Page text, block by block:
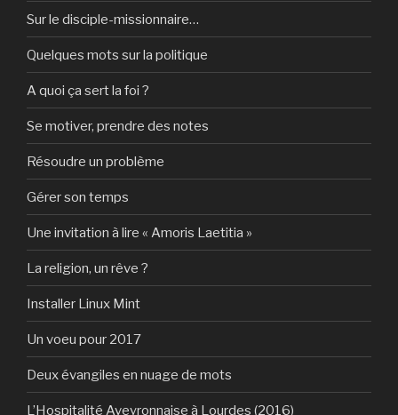
Sur le disciple-missionnaire…
Quelques mots sur la politique
A quoi ça sert la foi ?
Se motiver, prendre des notes
Résoudre un problème
Gérer son temps
Une invitation à lire « Amoris Laetitia »
La religion, un rêve ?
Installer Linux Mint
Un voeu pour 2017
Deux évangiles en nuage de mots
L’Hospitalité Aveyronnaise à Lourdes (2016)